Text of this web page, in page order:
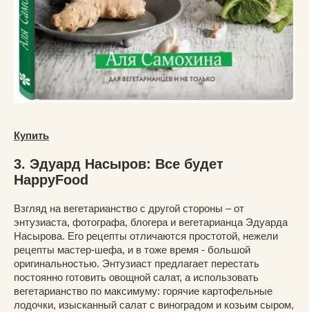
Купить
3. Эдуард Насыров: Все будет
HappyFood
Взгляд на вегетарианство с другой стороны – от
энтузиаста, фотографа, блогера и вегетарианца Эдуарда
Насырова. Его рецепты отличаются простотой, нежели
рецепты мастер-шефа, и в тоже время - большой
оригинальностью. Энтузиаст предлагает перестать
постоянно готовить овощной салат, а использовать
вегетарианство по максимуму: горячие картофельные
лодочки, изысканный салат с виноградом и козьим сыром,